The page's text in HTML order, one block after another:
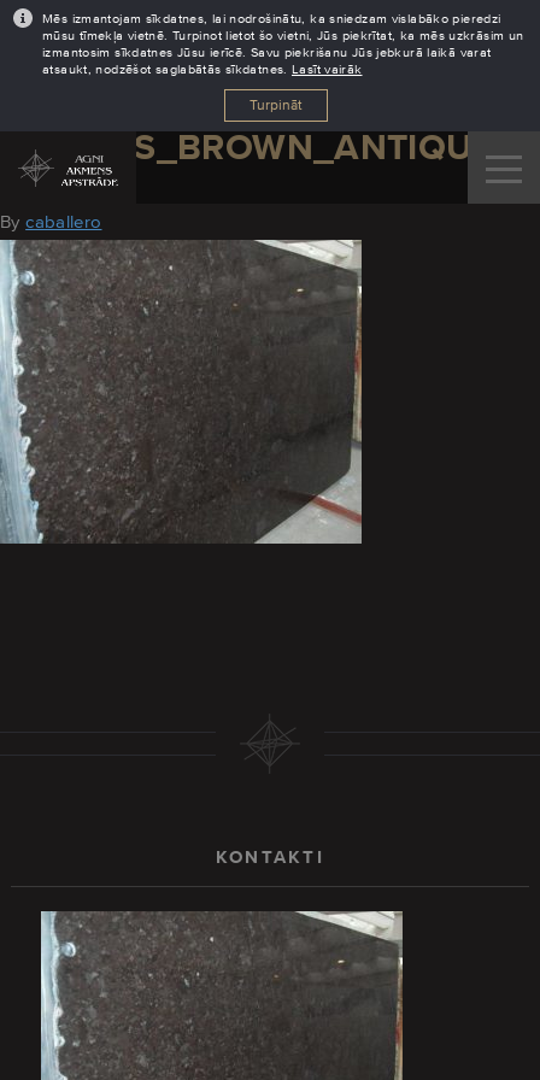
Mēs izmantojam sīkdatnes, lai nodrošinātu, ka sniedzam vislabāko pieredzi
mūsu tīmekļa vietnē. Turpinot lietot šo vietni, Jūs piekrītat, ka mēs uzkrāsim un
izmantosim sīkdatnes Jūsu ierīcē. Savu piekrišanu Jūs jebkurā laikā varat
atsaukt, nodzēšot saglabātās sīkdatnes. Lasīt vairāk
Turpināt
GRANITS_BROWN_ANTIQUE_1
August 18, 2016
Bycaballero
KONTAKTI